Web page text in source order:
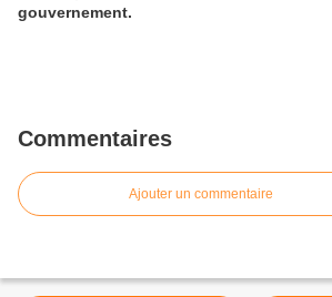
gouvernement.
Commentaires
Ajouter un commentaire